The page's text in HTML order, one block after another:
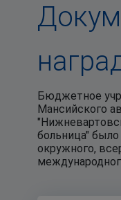
Бюджетное
Мансийского
больница"
окружного,